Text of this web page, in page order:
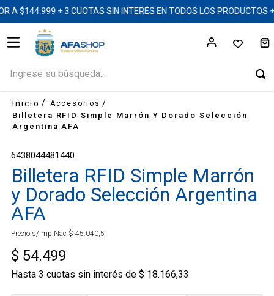
A $144.999 + 3 CUOTAS SIN INTERÉS EN TODOS LOS
Accesorios
Billetera RFID Simple Marrón Y Dorado Selección
Argentina AFA
6438044481440
Billetera RFID Simple Marrón
y Dorado Selección Argentina
AFA
Precio s/Imp.Nac $ 45 040 5
$ 54.499
Hasta 3 cuotas sin interés de $ 18.166,33